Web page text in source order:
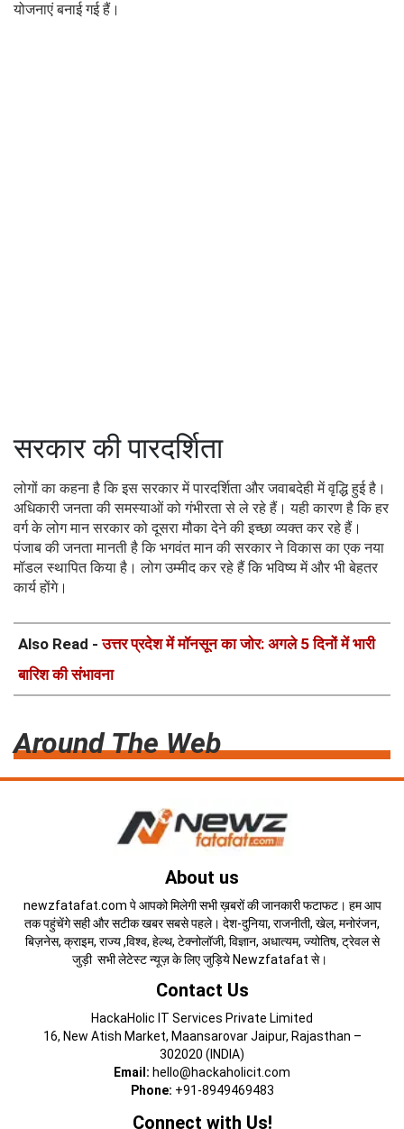
योजनाएं बनाई गई हैं।
सरकार की पारदर्शिता
लोगों का कहना है कि इस सरकार में पारदर्शिता और जवाबदेही में वृद्धि हुई है।
अधिकारी जनता की समस्याओं को गंभीरता से ले रहे हैं। यही कारण है कि हर
वर्ग के लोग मान सरकार को दूसरा मौका देने की इच्छा व्यक्त कर रहे हैं।
पंजाब की जनता मानती है कि भगवंत मान की सरकार ने विकास का एक नया
मॉडल स्थापित किया है। लोग उम्मीद कर रहे हैं कि भविष्य में और भी बेहतर
कार्य होंगे।
Also Read -उत्तर प्रदेश में मॉनसून का जोर: अगले 5 दिनों में भारी
बारिश की संभावना
Around The Web
About us
newzfatafat.com पे आपको मिलेगी सभी ख़बरों की जानकारी फटाफट। हम आप
तक पहुंचेंगे सही और सटीक खबर सबसे पहले। देश-दुनिया, राजनीती, खेल, मनोरंजन,
बिज़नेस, क्राइम, राज्य ,विश्व, हेल्थ, टेक्नोलॉजी, विज्ञान, अधात्यम, ज्योतिष, ट्रेवल से
जुड़ी सभी लेटेस्ट न्यूज़ के लिए जुड़िये Newzfatafat से।
Contact Us
HackaHolic IT Services Private Limited
16, New Atish Market, Maansarovar Jaipur, Rajasthan –
302020 (INDIA)
Email: hello@hackaholicit.com
Phone: +91-8949469483
Connect with Us!